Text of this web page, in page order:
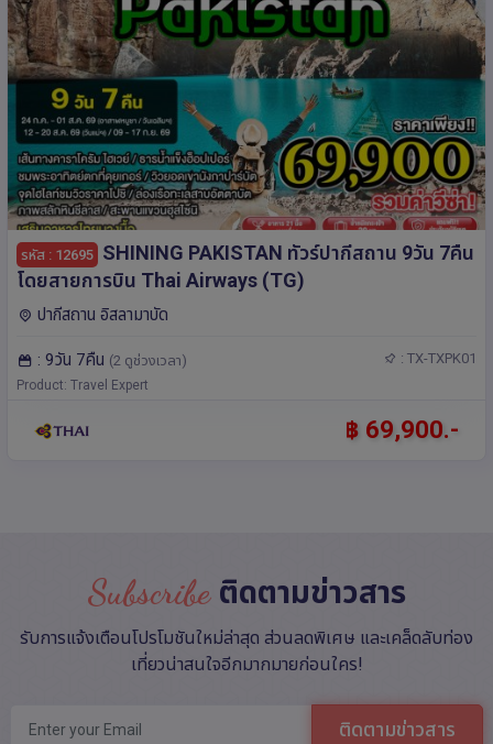
รหัส : 12695 SHINING PAKISTAN ทัวร์ปากีสถาน 9วัน 7คืน
โดยสายการบิน Thai Airways (TG)
ปากีสถาน อิสลามาบัด
: 9วัน 7คืน (2 ดูช่วงเวลา) : TX-TXPK01
Product: Travel Expert
฿ 69,900.-
Subscribe ติดตามข่าวสาร
รับการแจ้งเตือนโปรโมชันใหม่ล่าสุด ส่วนลดพิเศษ และเคล็ดลับท่อง
เที่ยวน่าสนใจอีกมากมายก่อนใคร!
ติดตามข่าวสาร